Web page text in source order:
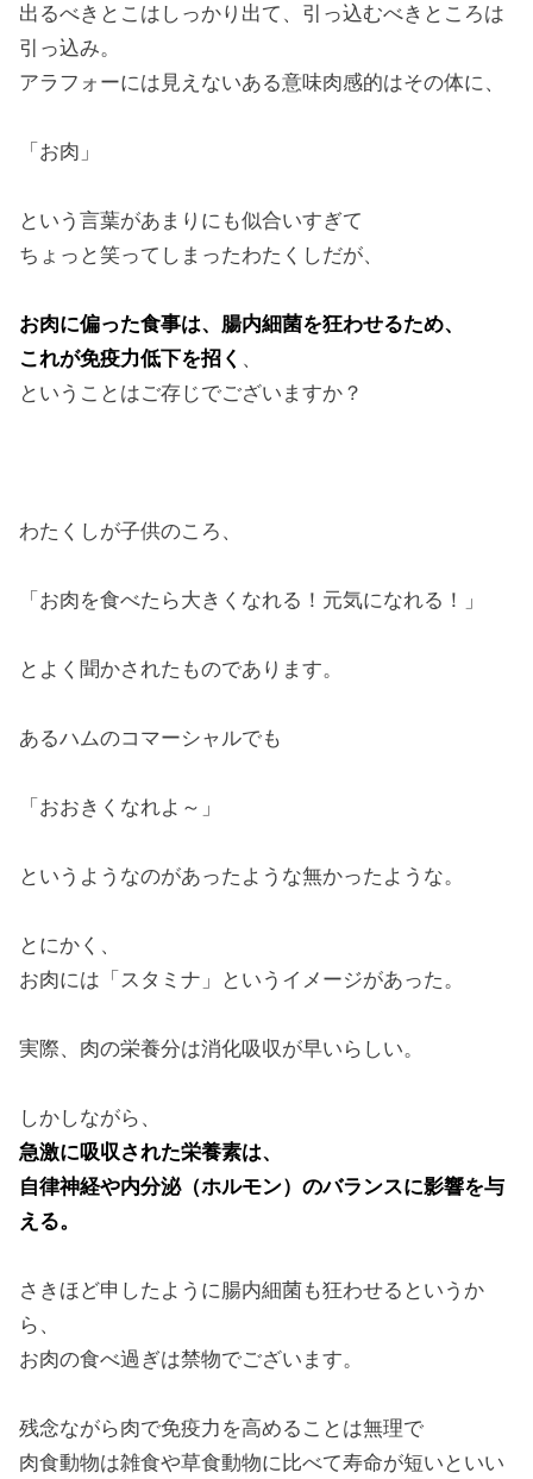
出るべきとこはしっかり出て、引っ込むべきところは
引っ込み。
アラフォーには見えないある意味肉感的はその体に、
「お肉」
という言葉があまりにも似合いすぎて
ちょっと笑ってしまったわたくしだが、
お肉に偏った食事は、腸内細菌を狂わせるため、
これが免疫力低下を招く 、
ということはご存じでございますか？
わたくしが子供のころ、
「お肉を食べたら大きくなれる！元気になれる！」
とよく聞かされたものであります。
あるハムのコマーシャルでも
「おおきくなれよ～」
というようなのがあったような無かったような。
とにかく、
お肉には「スタミナ」というイメージがあった。
実際、肉の栄養分は消化吸収が早いらしい。
しかしながら、
急激に吸収された栄養素は、
自律神経や内分泌（ホルモン）のバランスに影響を与
える。
さきほど申したように腸内細菌も狂わせるというか
ら、
お肉の食べ過ぎは禁物でございます。
残念ながら肉で免疫力を高めることは無理で
肉食動物は雑食や草食動物に比べて寿命が短いといい